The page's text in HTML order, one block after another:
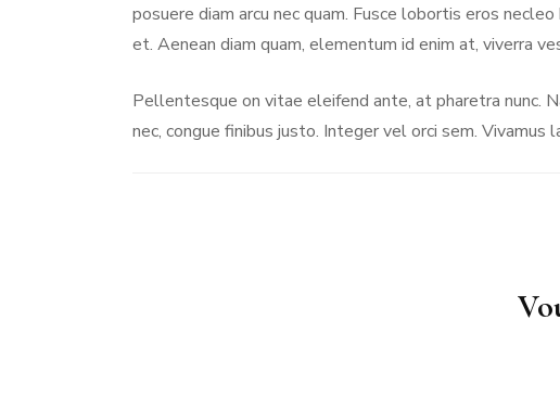
posuere diam arcu nec quam. Fusce lobortis eros
et. Aenean diam quam, elementum id enim at, viverra
Pellentesque on vitae eleifend ante, at pharetra nunc.
nec, congue finibus justo. Integer vel orci sem.